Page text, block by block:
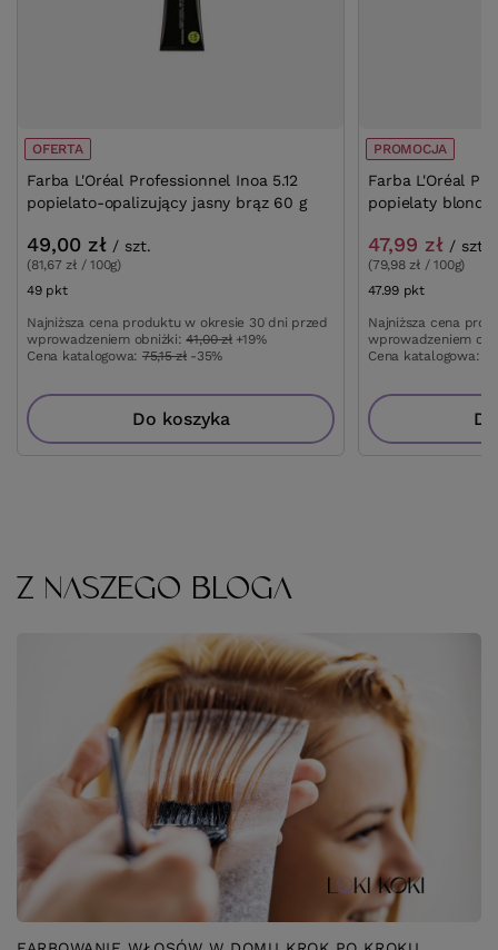
OFERTA
Farba L'Oréal Professionnel Inoa 5.12
popielato-opalizujący jasny brąz 60 g
49,00 zł / szt.
(81,67 zł / 100g)
49 pktpunktów
Najniższa cena produktu w okresie 30 dni przed
wprowadzeniem obniżki:41,00 zł +19%
Cena katalogowa: 75,15 zł -35%
Do koszyka
PROMOCJA
Farba L'Oréal
popielaty blond
47,99 zł / szt.
(79,98 zł / 100g)
47.99 pktpunktów
Najniższa cena
wprowadzeniem
Cena katalogowa:
Z NASZEGO BLOGA